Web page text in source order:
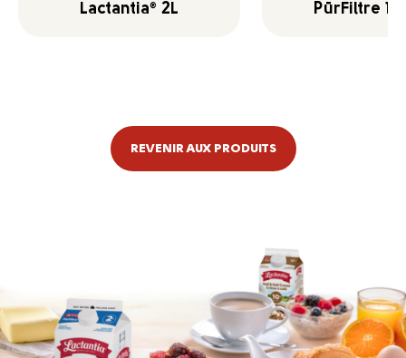
Lactantia® 2L
PūrFiltre 1
REVENIR AUX PRODUITS